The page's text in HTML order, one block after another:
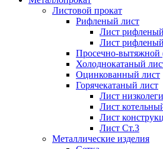
Листовой прокат
Рифленый лист
Лист
Лист
Просечно-
Холоднокатаный
Оцинкованный лист
Горячекатаный лист
Лист
Лист
Лист
Лист Ст.3
Металлические изделия